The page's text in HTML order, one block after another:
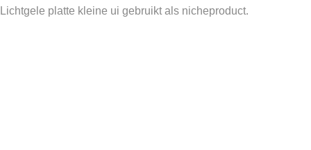
Lichtgele platte kleine ui gebruikt als nicheproduct.